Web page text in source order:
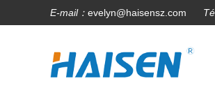
E-mail： evelyn@haisensz.com